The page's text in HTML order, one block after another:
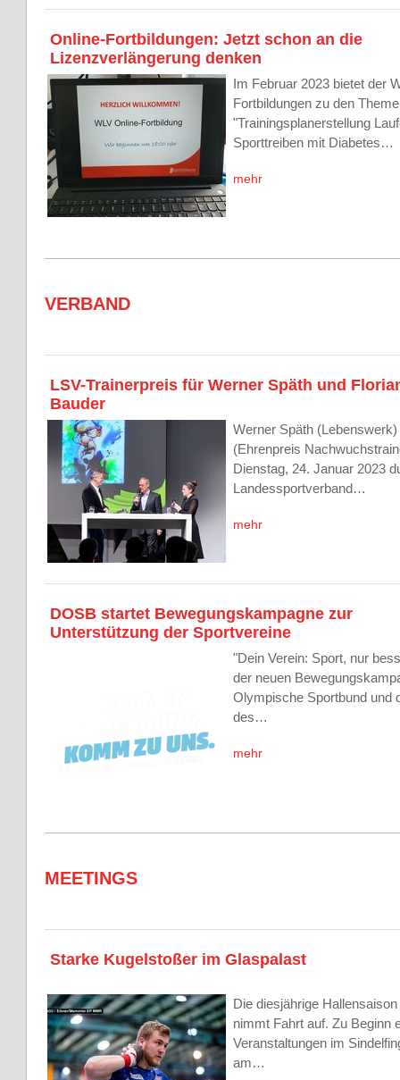
Online-Fortbildungen: Jetzt schon an die
Lizenzverlängerung denken
Im Februar 2023 bietet der
Fortbildungen zu den
"Trainingsplanerstellung
Sporttreiben mit Diabetes…
mehr
VERBAND
LSV-Trainerpreis für Werner Späth und
Bauder
Werner Späth
(Ehrenpreis
Dienstag, 24. Januar 2023
Landessportverband…
mehr
DOSB startet Bewegungskampagne zur
Unterstützung der Sportvereine
"Dein Verein: Sport, nur
der neuen
Olympische Sportbund und
des…
mehr
MEETINGS
Starke Kugelstoßer im Glaspalast
Die diesjährige
nimmt Fahrt auf. Zu Beginn
Veranstaltungen im
am…